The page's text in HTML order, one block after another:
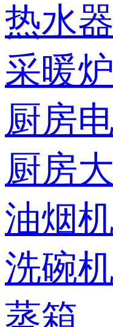
热水器
采暖炉
厨房
厨房
油烟机
洗碗机
蒸箱